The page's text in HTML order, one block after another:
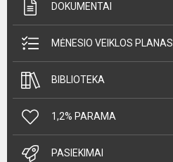
DOKUMENTAI
MĖNESIO VEIKLOS PLANAS
BIBLIOTEKA
1,2% PARAMA
PASIEKIMAI